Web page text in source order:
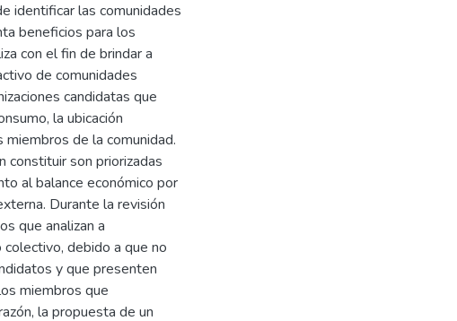
identificar las comunidades
beneficios para los
con el fin de brindar a
de comunidades
candidatas que
la ubicación
de la comunidad.
constituir son priorizadas
al balance económico por
Durante la revisión
que analizan a
debido a que no
y que presenten
miembros que
la propuesta de un